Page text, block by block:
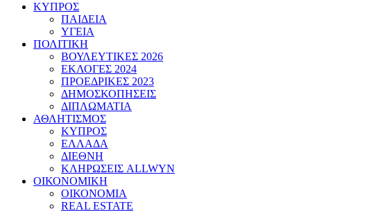
ΚΥΠΡΟΣ
ΠΑΙΔΕΙΑ
ΥΓΕΙΑ
ΠΟΛΙΤΙΚΗ
ΒΟΥΛΕΥΤΙΚΕΣ 2026
ΕΚΛΟΓΕΣ 2024
ΠΡΟΕΔΡΙΚΕΣ 2023
ΔΗΜΟΣΚΟΠΗΣΕΙΣ
ΔΙΠΛΩΜΑΤΙΑ
ΑΘΛΗΤΙΣΜΟΣ
ΚΥΠΡΟΣ
ΕΛΛΑΔΑ
ΔΙΕΘΝΗ
ΚΛΗΡΩΣΕΙΣ ALLWYN
ΟΙΚΟΝΟΜΙΚΗ
ΟΙΚΟΝΟΜΙΑ
REAL ESTATE